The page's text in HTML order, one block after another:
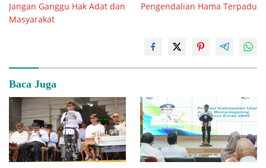
Jangan Ganggu Hak Adat dan
Masyarakat
Pengendalian Hama Terpadu
Baca Juga